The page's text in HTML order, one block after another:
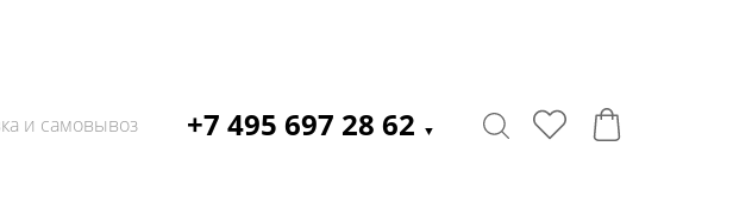
и самовывоз +7 495 697 28 62 ▼